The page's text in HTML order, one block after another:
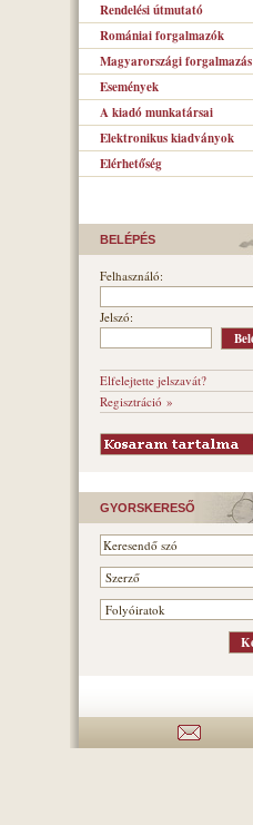
Rendelési útmutató
Romániai forgalmazók
Magyarországi forgalmazás
Események
A kiadó munkatársai
Elektronikus kiadványok
Elérhetőség
BELÉPÉS
Felhasználó:
Jelszó:
Elfelejtette jelszavát?
Regisztráció »
GYORSKERESŐ